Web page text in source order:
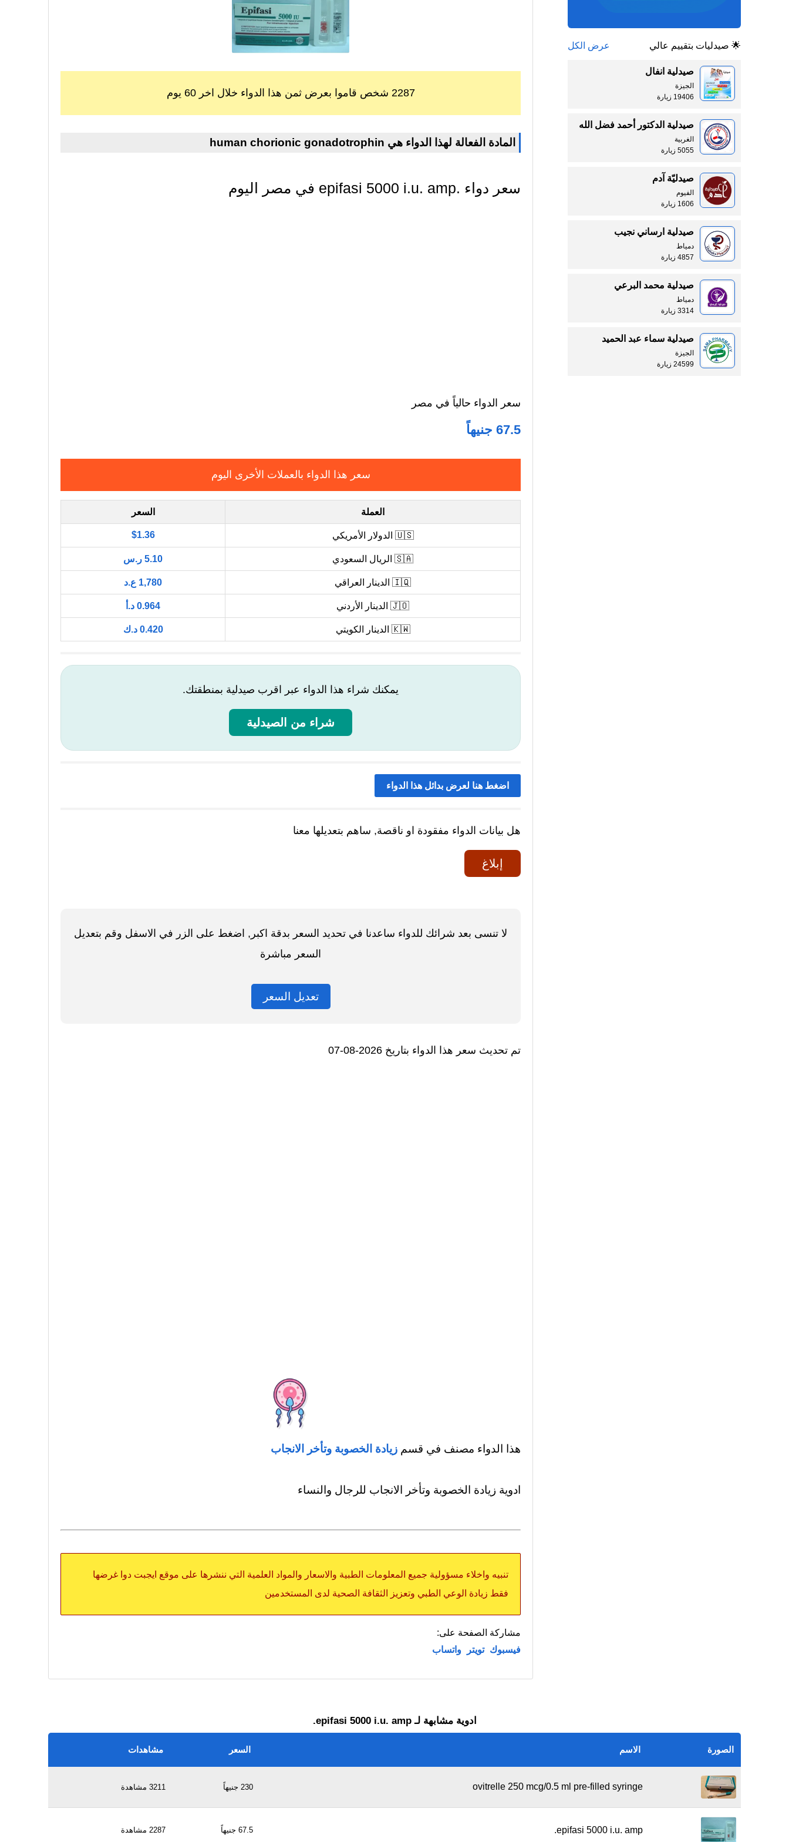
2287 شخص قاموا بعرض ثمن هذا الدواء خلال اخر 60 يوم
human chorionic gonadotrophin المادة الفعالة لهذا الدواء هي
في مصر اليوم epifasi 5000 i.u. amp. سعر دواء
سعر الدواء حالياً في مصر
67.5 جنيهاً
سعر هذا الدواء بالعملات الأخرى اليوم
العملة السعر
🇺🇸 الدولار الأمريكي $1.36
🇸🇦 الريال السعودي 5.10 ر.س
🇮🇶 الدينار العراقي 1,780 ع.د
🇯🇴 الدينار الأردني 0.964 د.أ
🇰🇼 الدينار الكويتي 0.420 د.ك
يمكنك شراء هذا الدواء عبر اقرب صيدلية بمنطقتك.
شراء من الصيدلية
اضغط هنا لعرض بدائل هذا الدواء
هل بيانات الدواء مفقودة او ناقصة, ساهم بتعديلها معنا
إبلاغ
لا تنسى بعد شرائك للدواء ساعدنا في تحديد السعر بدقة اكبر, اضغط على الزر في الاسفل وقم بتعديل
السعر مباشرة
تعديل السعر
تم تحديث سعر هذا الدواء بتاريخ 2026-08-07
هذا الدواء مصنف في قسم زيادة الخصوبة وتأخر الانجاب
ادوية زيادة الخصوبة وتأخر الانجاب للرجال والنساء
تنبيه واخلاء مسؤولية جميع المعلومات الطبية والاسعار والمواد العلمية التي ننشرها على موقع ايجبت دوا غرضها
فقط زيادة الوعي الطبي وتعزيز الثقافة الصحية لدى المستخدمين
مشاركة الصفحة على:
فيسبوك تويتر واتساب
🌟 صيدليات بتقييم عالي عرض الكل
صيدلية انفال
الجيزة
19406 زيارة
صيدلية الدكتور أحمد فضل الله
الغربية
5055 زيارة
صيدليّة آدم
الفيوم
1606 زيارة
صيدلية ارساني نجيب
دمياط
4857 زيارة
صيدلية محمد البرعي
دمياط
3314 زيارة
صيدلية سماء عبد الحميد
الجيزة
24599 زيارة
ادوية مشابهة لـ epifasi 5000 i.u. amp.
الصورة الاسم السعر مشاهدات
ovitrelle 250 mcg/0.5 ml pre-filled syringe 230 جنيهاً 3211 مشاهدة
epifasi 5000 i.u. amp. 67.5 جنيهاً 2287 مشاهدة